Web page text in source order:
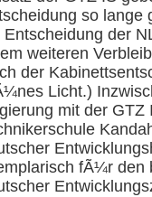
so lange
Entscheidung der
weiteren
der
Licht.)
mit der
fÃ¼r den